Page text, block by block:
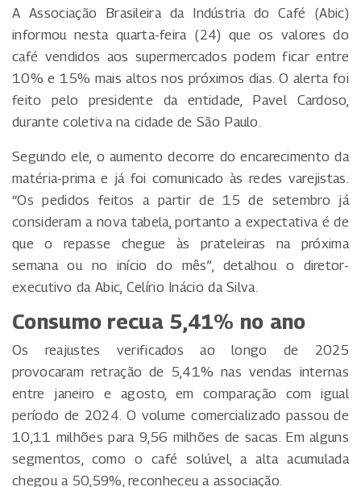
A Associação Brasileira da Indústria do Café (Abic)
informou nesta quarta-feira (24) que os valores do
café vendidos aos supermercados podem ficar entre
10% e 15% mais altos nos próximos dias. O alerta foi
feito pelo presidente da entidade, Pavel Cardoso,
durante coletiva na cidade de São Paulo.
Segundo ele, o aumento decorre do encarecimento da
matéria-prima e já foi comunicado às redes varejistas.
“Os pedidos feitos a partir de 15 de setembro já
consideram a nova tabela, portanto a expectativa é de
que o repasse chegue às prateleiras na próxima
semana ou no início do mês”, detalhou o diretor-
executivo da Abic, Celírio Inácio da Silva.
Consumo recua 5,41% no ano
Os reajustes verificados ao longo de 2025
provocaram retração de 5,41% nas vendas internas
entre janeiro e agosto, em comparação com igual
período de 2024. O volume comercializado passou de
10,11 milhões para 9,56 milhões de sacas. Em alguns
segmentos, como o café solúvel, a alta acumulada
chegou a 50,59%, reconheceu a associação.